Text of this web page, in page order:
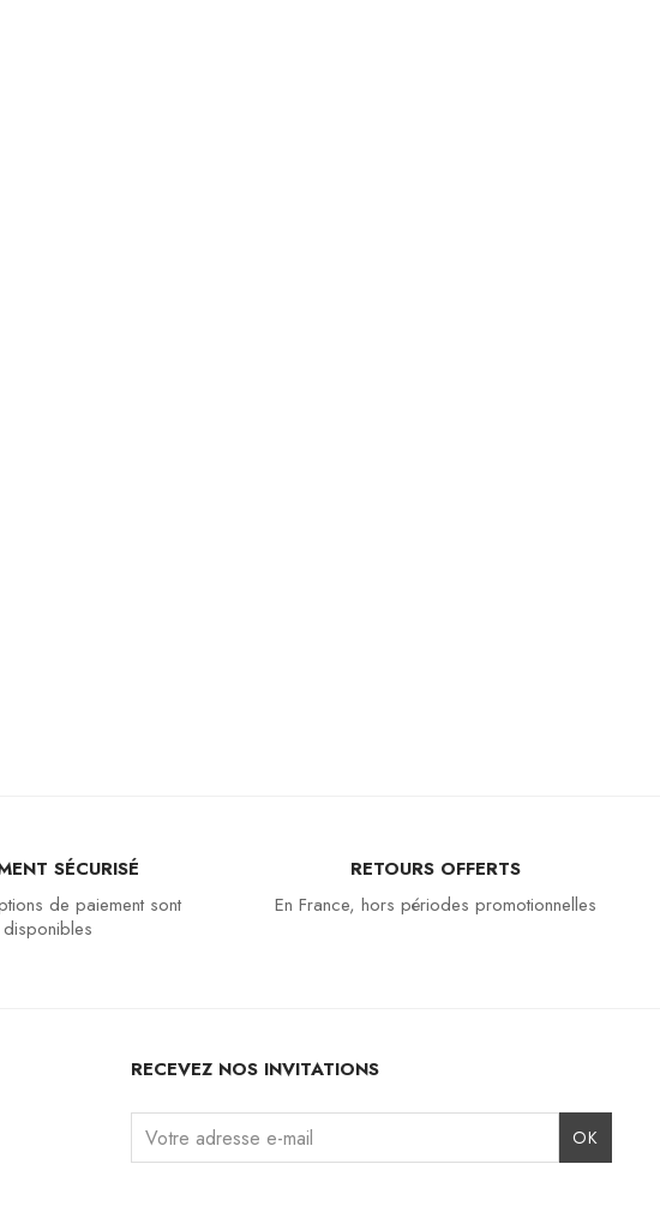
SÉCURISÉ
de paiement sont
disponibles
RETOURS OFFERTS
En France, hors périodes promotionnelles
RECEVEZ NOS INVITATIONS